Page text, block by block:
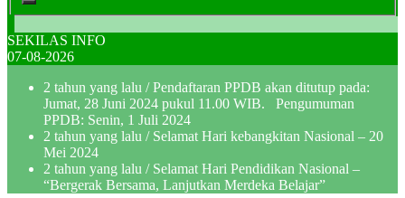
SEKILAS INFO
07-08-2026
2 tahun yang lalu / Pendaftaran PPDB akan ditutup pada:
Jumat, 28 Juni 2024 pukul 11.00 WIB. Pengumuman
PPDB: Senin, 1 Juli 2024
2 tahun yang lalu / Selamat Hari kebangkitan Nasional – 20
Mei 2024
2 tahun yang lalu / Selamat Hari Pendidikan Nasional –
“Bergerak Bersama, Lanjutkan Merdeka Belajar”